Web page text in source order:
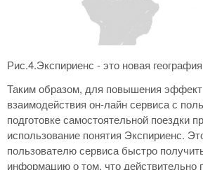
Рис.4.Экспириенс - это новая география
Таким образом, для повышения
взаимодействия он-лайн сервиса с
подготовке самостоятельной поездки
использование понятия Экспириенс.
пользователю сервиса быстро
информацию о том, что действительно